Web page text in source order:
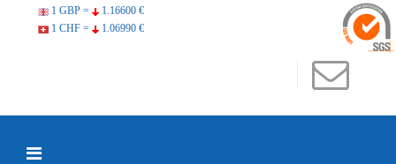
1 GBP =
1.16600 €
1 CHF =
1.06990 €